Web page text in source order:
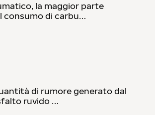
la maggior parte
consumo di carbu…
di rumore generato dal
ruvido …